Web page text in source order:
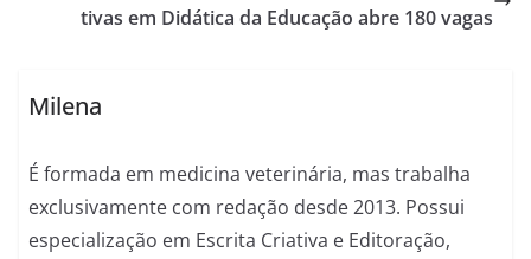
tivas em Didática da Educação abre 180 vagas
Milena
É formada em medicina veterinária, mas trabalha
exclusivamente com redação desde 2013. Possui
especialização em Escrita Criativa e Editoração,